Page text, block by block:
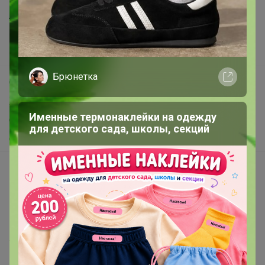
Анонсы
Новости
Поддержка альпак
Самое выгодное
Хиты продаж
Самое желанное
Самое быстрое
Начать зарабатывать с 24-ok
Picabox.ru - Лучшее место для ваших изображений
Розыгрыш - Генератор случайных чисел
Пульс нашего маркетплейса
Укорачиватель ссылок
Брюнетка
Именные термонаклейки на одежду
для детского сада, школы, секций